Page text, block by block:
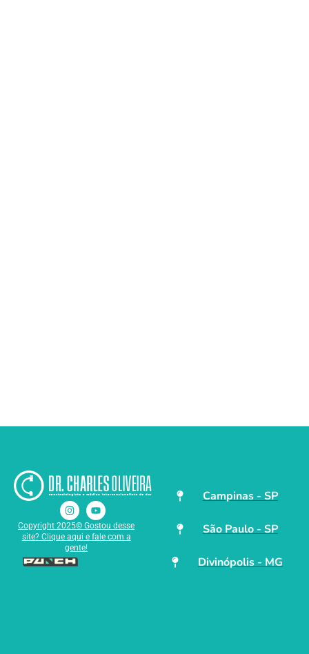
Copyright 2025© Gostou desse
site? Clique aqui e fale com a
gente!
Campinas - SP
São Paulo - SP
Divinópolis - MG